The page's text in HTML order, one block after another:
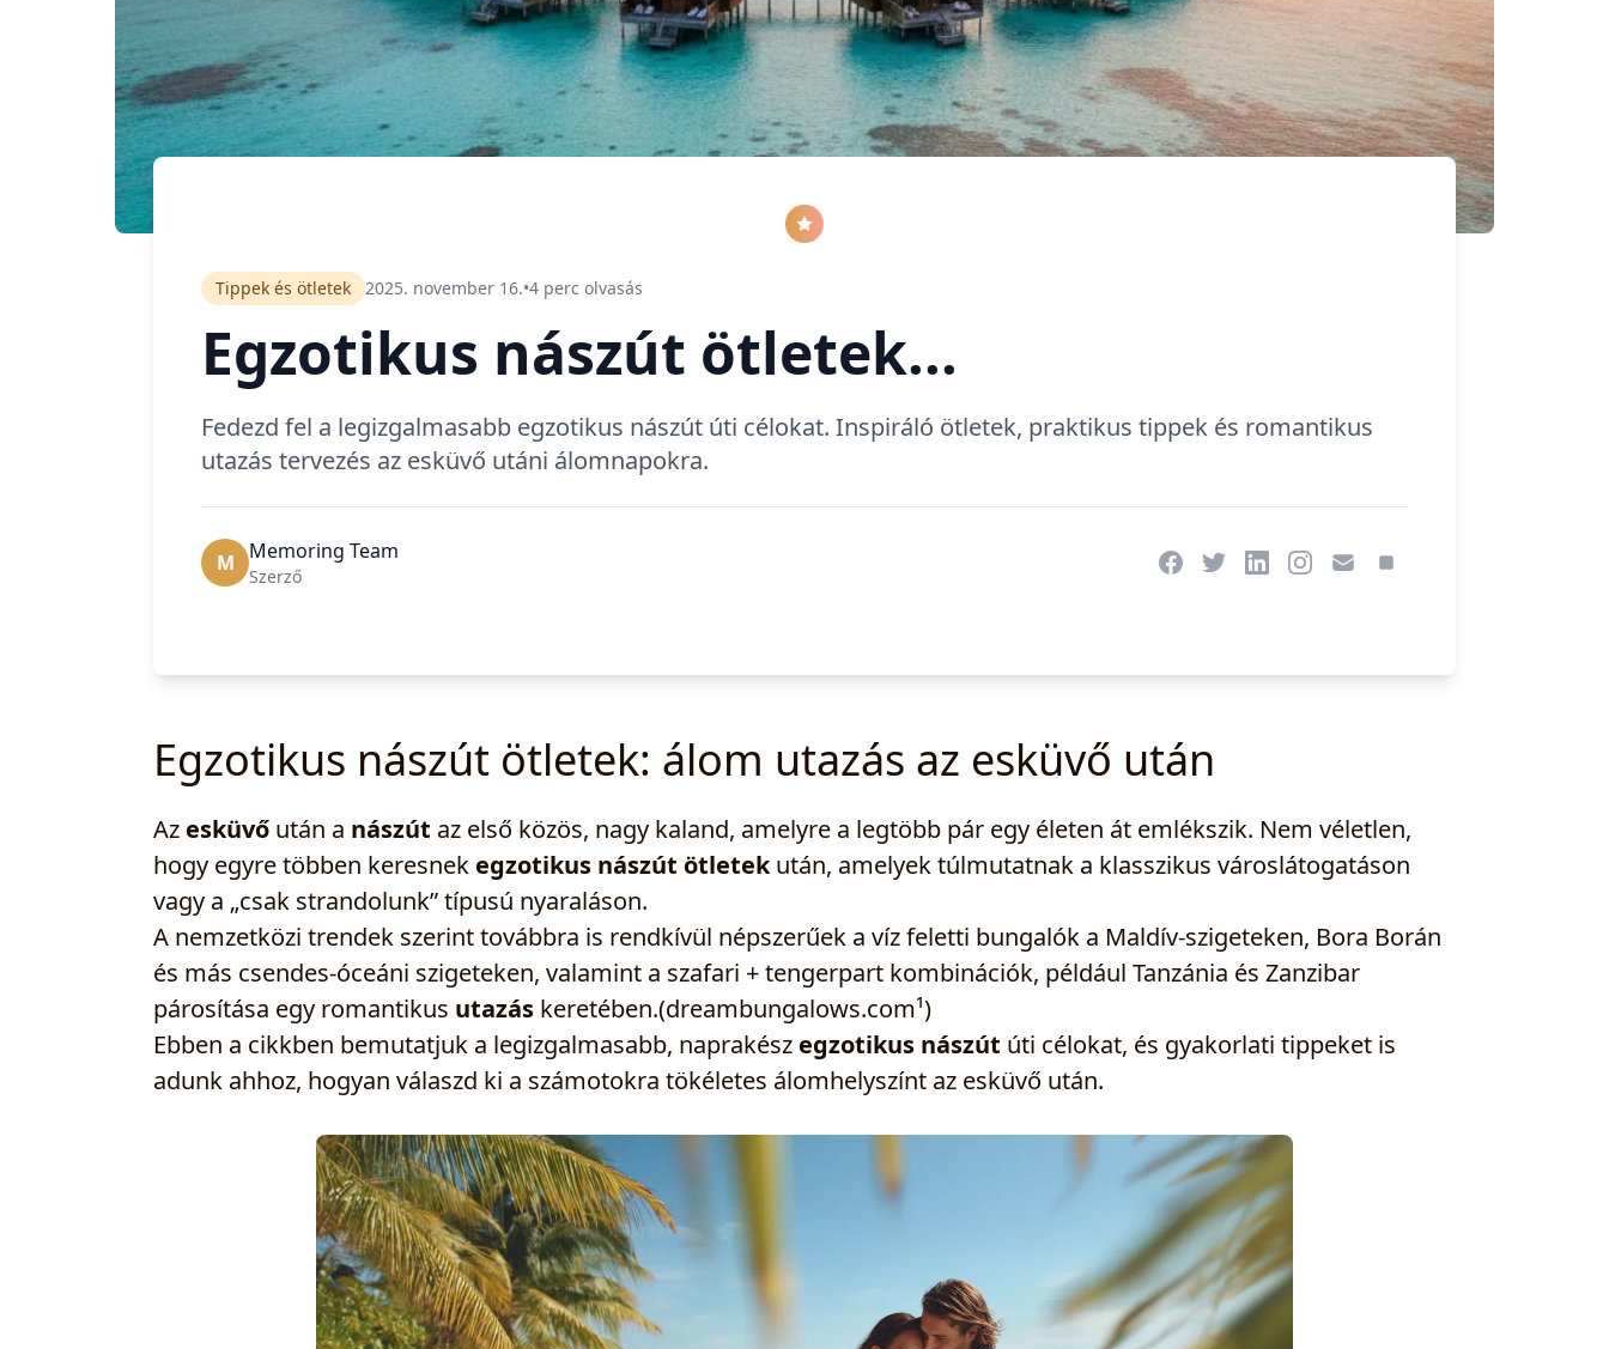
Tippek és ötletek 2025. november 16.•4 perc olvasás
Egzotikus nászút ötletek...
Fedezd fel a legizgalmasabb egzotikus nászút úti célokat. Inspiráló ötletek, praktikus tippek és romantikus
utazás tervezés az esküvő utáni álomnapokra.
M Memoring Team
Szerző
Egzotikus nászút ötletek: álom utazás az esküvő után
Az esküvő után a nászút az első közös, nagy kaland, amelyre a legtöbb pár egy életen át emlékszik. Nem véletlen,
hogy egyre többen keresnek egzotikus nászút ötletekután, amelyek túlmutatnak a klasszikus városlátogatáson
vagy a „csak strandolunk” típusú nyaraláson.
A nemzetközi trendek szerint továbbra is rendkívül népszerűek a víz feletti bungalók a Maldív-szigeteken, Bora Borán
és más csendes-óceáni szigeteken, valamint a szafari + tengerpart kombinációk, például Tanzánia és Zanzibar
párosítása egy romantikus utazás keretében.(dreambungalows.com¹)
Ebben a cikkben bemutatjuk a legizgalmasabb, naprakész egzotikus nászút úti célokat, és gyakorlati tippeket is
adunk ahhoz, hogyan válaszd ki a számotokra tökéletes álomhelyszínt az esküvő után.